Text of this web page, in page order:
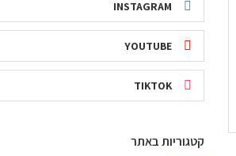
INSTAGRAM
YOUTUBE
TIKTOK
קטגוריות באתר